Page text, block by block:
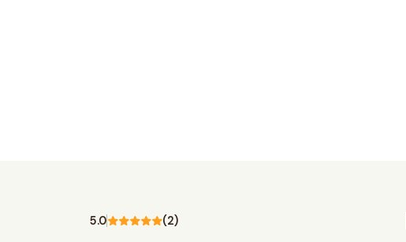
5.0 (2)